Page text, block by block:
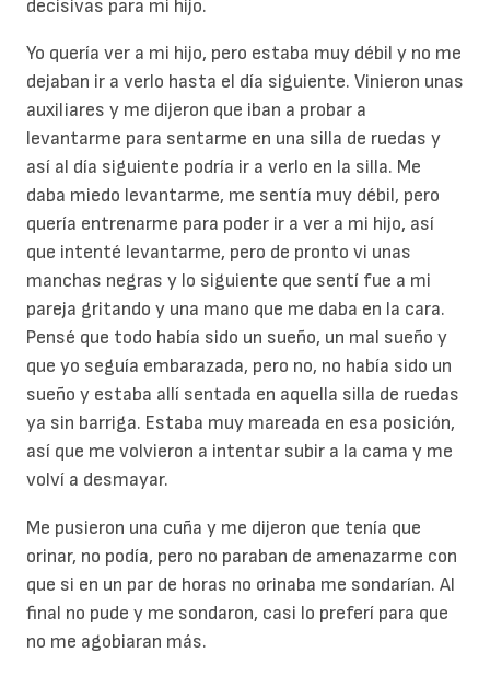
decisivas para mi hijo.
Yo quería ver a mi hijo, pero estaba muy débil y no me
dejaban ir a verlo hasta el día siguiente. Vinieron unas
auxiliares y me dijeron que iban a probar a
levantarme para sentarme en una silla de ruedas y
así al día siguiente podría ir a verlo en la silla. Me
daba miedo levantarme, me sentía muy débil, pero
quería entrenarme para poder ir a ver a mi hijo, así
que intenté levantarme, pero de pronto vi unas
manchas negras y lo siguiente que sentí fue a mi
pareja gritando y una mano que me daba en la cara.
Pensé que todo había sido un sueño, un mal sueño y
que yo seguía embarazada, pero no, no había sido un
sueño y estaba allí sentada en aquella silla de ruedas
ya sin barriga. Estaba muy mareada en esa posición,
así que me volvieron a intentar subir a la cama y me
volví a desmayar.
Me pusieron una cuña y me dijeron que tenía que
orinar, no podía, pero no paraban de amenazarme con
que si en un par de horas no orinaba me sondarían. Al
final no pude y me sondaron, casi lo preferí para que
no me agobiaran más.